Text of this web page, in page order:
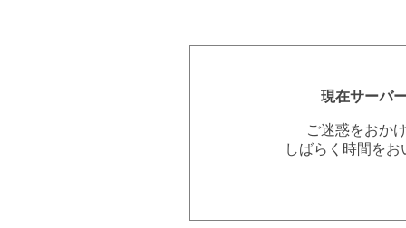
現在サーバ
ご迷惑をおか
しばらく時間を